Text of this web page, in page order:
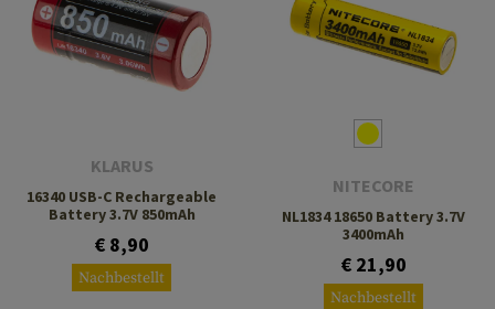
KLARUS
16340 USB-C Rechargeable
Battery 3.7V 850mAh
€ 8,90
Nachbestellt
NITECORE
NL1834 18650 Battery 3.7V
3400mAh
€ 21,90
Nachbestellt